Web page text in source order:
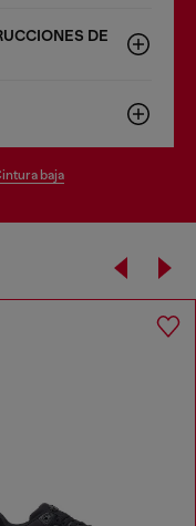
DE
cintura baja